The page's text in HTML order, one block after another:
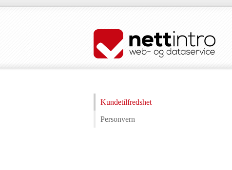
Kundetilfredshet
Personvern